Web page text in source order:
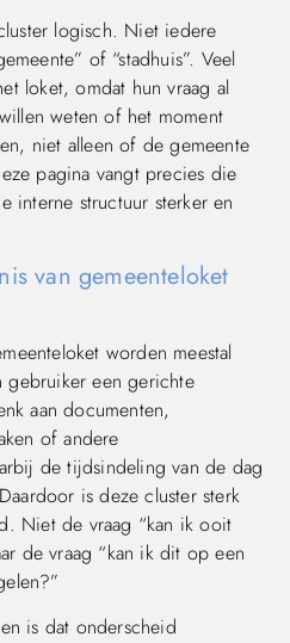
logisch. Niet iedere
of “stadhuis”. Veel
loket, omdat hun vraag al
weten of het moment
niet alleen of de gemeente
pagina vangt precies die
interne structuur sterker en
van gemeenteloket
worden meestal
gebruiker een gerichte
aan documenten,
of andere
de tijdsindeling van de dag
is deze cluster sterk
Niet de vraag “kan ik ooit
de vraag “kan ik dit op een
is dat onderscheid